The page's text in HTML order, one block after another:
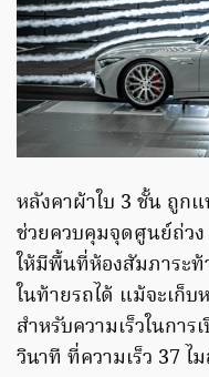
หลังคาผ้าใบ 3 ชั้น ถูก
ช่วยควบคุมจุดศูนย์ถ่ว
ให้มีพื้นที่ห้องสัมภาระท้
ในท้ายรถได้ แม้จะเก็บ
สำหรับความเร็วในการ
วินาที ที่ความเร็ว 37 ไ